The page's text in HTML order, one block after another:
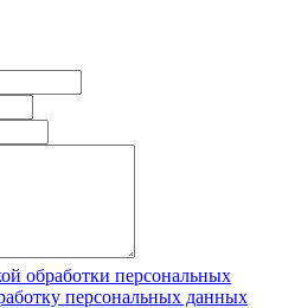
обработки персональных
персональных данных